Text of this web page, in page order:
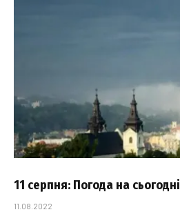
11 серпня: Погода на сьогодні
11.08.2022